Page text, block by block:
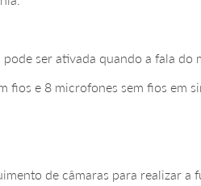
ser ativada quando a fala do
e 8 microfones sem fios em
de câmaras para realizar a